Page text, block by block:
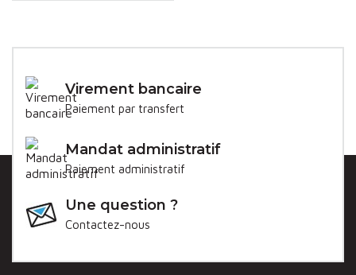
Virement bancaire
Paiement par transfert
Mandat administratif
Paiement administratif
Une question ?
Contactez-nous